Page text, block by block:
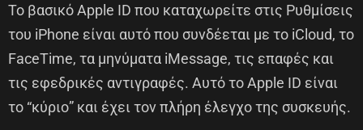
Το βασικό Apple ID που καταχωρείτε στις Ρυθμίσεις
του iPhone είναι αυτό που συνδέεται με το iCloud, το
FaceTime, τα μηνύματα iMessage, τις επαφές και
τις εφεδρικές αντιγραφές. Αυτό το Apple ID είναι
το “κύριο” και έχει τον πλήρη έλεγχο της συσκευής.